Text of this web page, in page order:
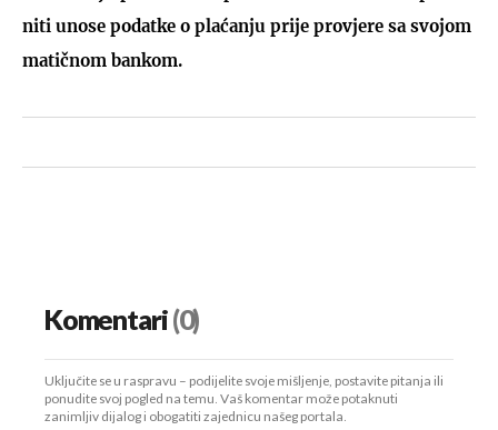
niti unose podatke o plaćanju prije provjere sa svojom
matičnom bankom.
Komentari(0)
Uključite se u raspravu – podijelite svoje mišljenje, postavite pitanja ili
ponudite svoj pogled na temu. Vaš komentar može potaknuti
zanimljiv dijalog i obogatiti zajednicu našeg portala.